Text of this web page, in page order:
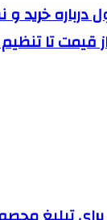
درباره خرید
قیمت تا